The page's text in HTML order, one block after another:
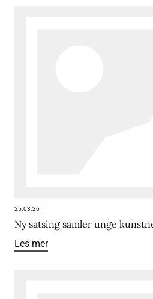
25.03.26
Ny satsing samler unge
Les mer